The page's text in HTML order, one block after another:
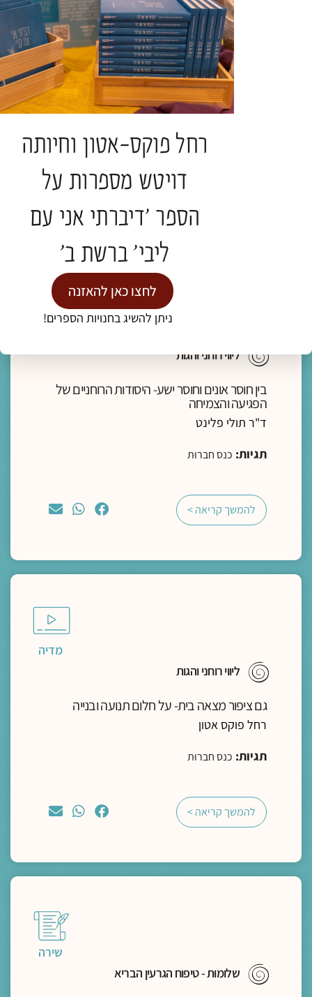
מדיה
ליווי רוחני והגות
"מצאו משכן בתוך נפשותיכם, פנימה"- מסע
פואטי אל הדרך הביתה
ד"ר נעמה אושרי
כנס חברוּת
ליווי רוחני והגות
בין חוסר אונים וחוסר ישע- היסודות הרוחניים של
הפגיעה והצמיחה
ד"ר תולי פלינט
תגיות: כנס חברוּת
להמשך קריאה >
מדיה
ליווי רוחני והגות
גם ציפור מצאה בית- על חלום תנועה ובנייה
רחל פוקס אטון
תגיות: כנס חברוּת
להמשך קריאה >
שירה
שלומוּת - טיפוח הגרעין הבריא
רחל פוקס-אטון וחיותה
דויטש מספרות על
הספר 'דיברתי אני עם
ליבי' ברשת ב'
לחצו כאן להאזנה
ניתן להשיג בחנויות הספרים!